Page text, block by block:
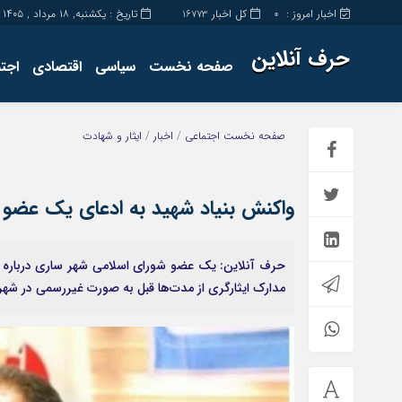
کل اخبار 16773 اخبار امروز : 0 تاریخ : یکشنبه, ۱۸ مرداد , ۱۴۰۵
حرف آنلاین صفحه نخست سیاسی اقتصادی
صفحه نخست اجتماعی / اخبار / ایثار و شهادت
واکنش بنیاد شهید به ادعای یک
مدارک ایثارگری از مدت‌ها قبل به صورت غیررسمی در